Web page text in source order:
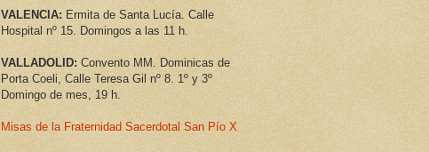
VALENCIA: Ermita de Santa Lucía. Calle
Hospital nº 15. Domingos a las 11 h.
VALLADOLID: Convento MM. Dominicas de
Porta Coeli, Calle Teresa Gil nº 8. 1º y 3º
Domingo de mes, 19 h.
Misas de la Fraternidad Sacerdotal San Pío X